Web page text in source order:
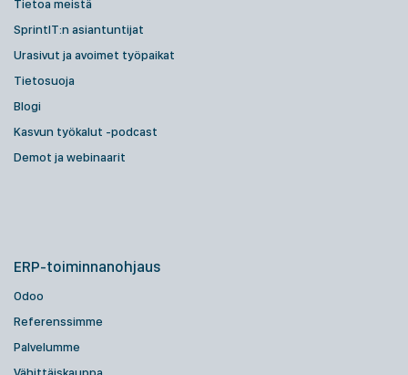
Tietoa meistä
SprintIT:n asiantuntijat
Urasivut ja avoimet työpaikat
Tietosuoja
Blogi
Kasvun työkalut -podcast
Demot ja webinaarit
ERP-toiminnanohjaus
Odoo
Referenssimme
Palvelumme